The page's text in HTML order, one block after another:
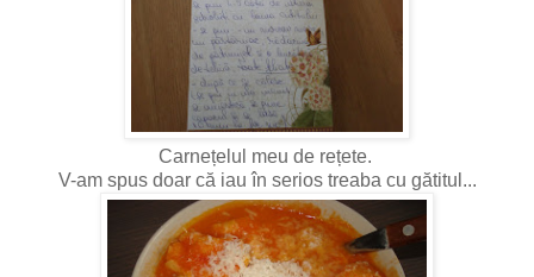
Carnețelul meu de rețete.
V-am spus doar că iau în serios treaba cu gătitul...